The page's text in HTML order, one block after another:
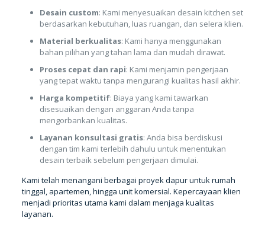
Desain custom: Kami menyesuaikan desain kitchen set
berdasarkan kebutuhan, luas ruangan, dan selera klien.
Material berkualitas: Kami hanya menggunakan
bahan pilihan yang tahan lama dan mudah dirawat.
Proses cepat dan rapi: Kami menjamin pengerjaan
yang tepat waktu tanpa mengurangi kualitas hasil akhir.
Harga kompetitif: Biaya yang kami tawarkan
disesuaikan dengan anggaran Anda tanpa
mengorbankan kualitas.
Layanan konsultasi gratis: Anda bisa berdiskusi
dengan tim kami terlebih dahulu untuk menentukan
desain terbaik sebelum pengerjaan dimulai.
Kami telah menangani berbagai proyek dapur untuk rumah
tinggal, apartemen, hingga unit komersial. Kepercayaan klien
menjadi prioritas utama kami dalam menjaga kualitas
layanan.